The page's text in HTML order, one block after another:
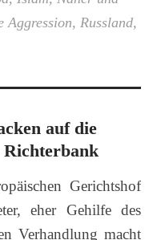
Aggression, Russland,
auf die
Richterbank
Gerichtshof
eher Gehilfe des
Verhandlung macht